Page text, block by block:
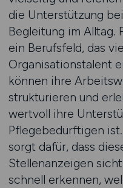
die Unterstützung
Begleitung im Alltag.
ein Berufsfeld, das
Organisationstalent
können ihre
strukturieren und
wertvoll ihre
Pflegebedürftigen ist.
sorgt dafür, dass
Stellenanzeigen
schnell erkennen,